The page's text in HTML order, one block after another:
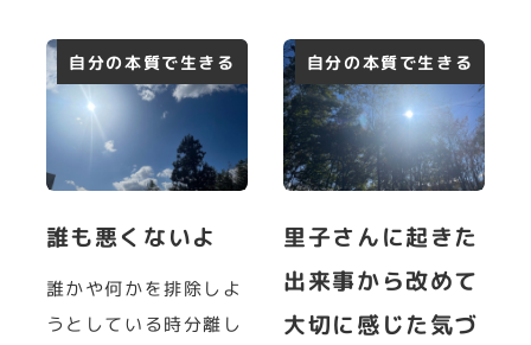
自分の本質で生きる
誰も悪くないよ
誰かや何かを排除しよ
うとしている時分離し
自分の本質で生きる
里子さんに起きた
出来事から改めて
大切に感じた気づ